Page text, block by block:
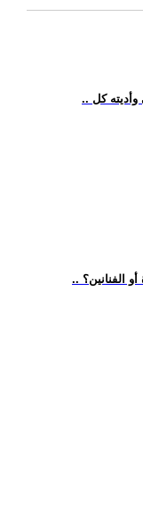
وأديته كل
الفنانين؟